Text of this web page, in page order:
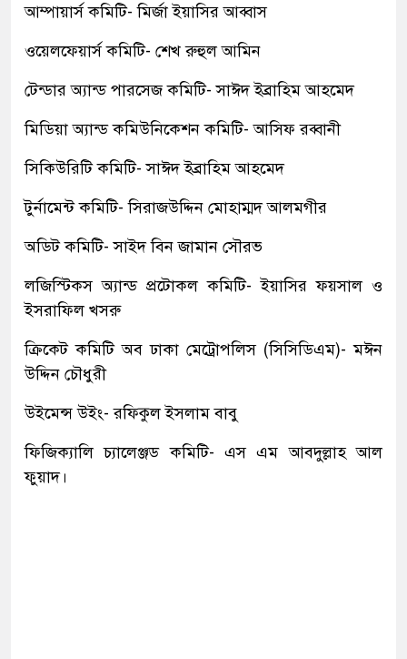
আম্পায়ার্স কমিটি- মির্জা ইয়াসির আব্বাস
ওয়েলফেয়ার্স কমিটি- শেখ রুহুল আমিন
টেন্ডার অ্যান্ড পারসেজ কমিটি- সাঈদ ইব্রাহিম আহমেদ
মিডিয়া অ্যান্ড কমিউনিকেশন কমিটি- আসিফ রব্বানী
সিকিউরিটি কমিটি- সাঈদ ইব্রাহিম আহমেদ
টুর্নামেন্ট কমিটি- সিরাজউদ্দিন মোহাম্মদ আলমগীর
অডিট কমিটি- সাইদ বিন জামান সৌরভ
লজিস্টিকস অ্যান্ড প্রটোকল কমিটি- ইয়াসির ফয়সাল ও
ইসরাফিল খসরু
ক্রিকেট কমিটি অব ঢাকা মেট্রোপলিস (সিসিডিএম)- মঈন
উদ্দিন চৌধুরী
উইমেন্স উইং- রফিকুল ইসলাম বাবু
ফিজিক্যালি চ্যালেঞ্জড কমিটি- এস এম আবদুল্লাহ আল
ফুয়াদ।